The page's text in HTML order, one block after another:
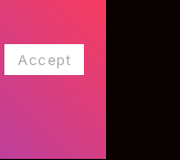
Accept